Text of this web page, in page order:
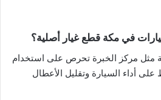
في مكة قطع غيار أصلية؟
مثل مركز الخبرة تحرص على استخدام
أداء السيارة وتقليل الأعطال